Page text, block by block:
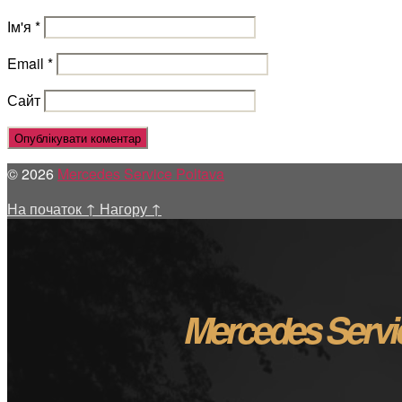
Ім'я *
Email *
Сайт
© 2026 Mercedes Service Poltava
На початок ↑ Нагору ↑
Mercedes